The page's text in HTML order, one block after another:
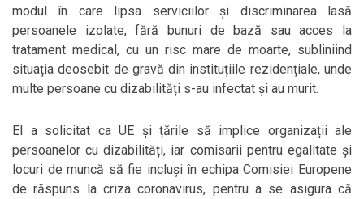
modul în care lipsa serviciilor și discriminarea lasă
persoanele izolate, fără bunuri de bază sau acces la
tratament medical, cu un risc mare de moarte, subliniind
situația deosebit de gravă din instituțiile rezidențiale, unde
multe persoane cu dizabilități s-au infectat și au murit.
El a solicitat ca UE și țările să implice organizații ale
persoanelor cu dizabilități, iar comisarii pentru egalitate și
locuri de muncă să fie incluși în echipa Comisiei Europene
de răspuns la criza coronavirus, pentru a se asigura că